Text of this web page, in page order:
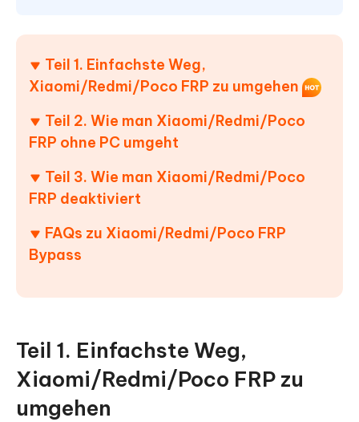
Teil 1. Einfachste Weg,
Xiaomi/Redmi/Poco FRP zu umgehen
Teil 2. Wie man Xiaomi/Redmi/Poco
FRP ohne PC umgeht
Teil 3. Wie man Xiaomi/Redmi/Poco
FRP deaktiviert
FAQs zu Xiaomi/Redmi/Poco FRP
Bypass
Teil 1. Einfachste Weg,
Xiaomi/Redmi/Poco FRP zu
umgehen